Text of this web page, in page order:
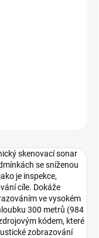
skenovací sonar
se sníženou
je inspekce,
cíle. Dokáže
ve vysokém
300 metrů (984
kódem, které
zobrazování